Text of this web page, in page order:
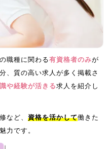
職種に関わる有資格者のみが
、質の高い求人が多く掲載さ
や経験が活きる求人を紹介し
など、 資格を活かして働きた
力です。